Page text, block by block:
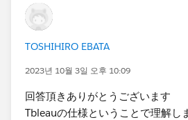
同一項目であれば上記のように
原則、項目名+(テーブル名）が付
れます。
B,Cテーブルにはテーブル名が付与
TOSHIHIRO EBATA
2023년 10월 3일 오후 10:09
回答頂きありがとうございます
Tbleauの仕様ということで理解し